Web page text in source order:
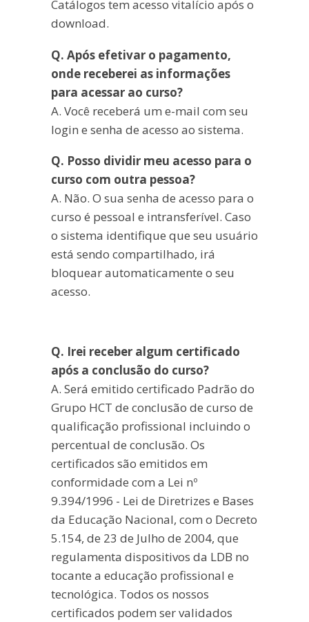
Catálogos tem acesso vitalício após o
download.
Q. Após efetivar o pagamento,
onde receberei as informações
para acessar ao curso?
A. Você receberá um e-mail com seu
login e senha de acesso ao sistema.
Q. Posso dividir meu acesso para o
curso com outra pessoa?
A. Não. O sua senha de acesso para o
curso é pessoal e intransferível. Caso
o sistema identifique que seu usuário
está sendo compartilhado, irá
bloquear automaticamente o seu
acesso.
Q. Irei receber algum certificado
após a conclusão do curso?
A. Será emitido certificado Padrão do
Grupo HCT de conclusão de curso de
qualificação profissional incluindo o
percentual de conclusão. Os
certificados são emitidos em
conformidade com a Lei nº
9.394/1996 - Lei de Diretrizes e Bases
da Educação Nacional, com o Decreto
5.154, de 23 de Julho de 2004, que
regulamenta dispositivos da LDB no
tocante a educação profissional e
tecnológica. Todos os nossos
certificados podem ser validados